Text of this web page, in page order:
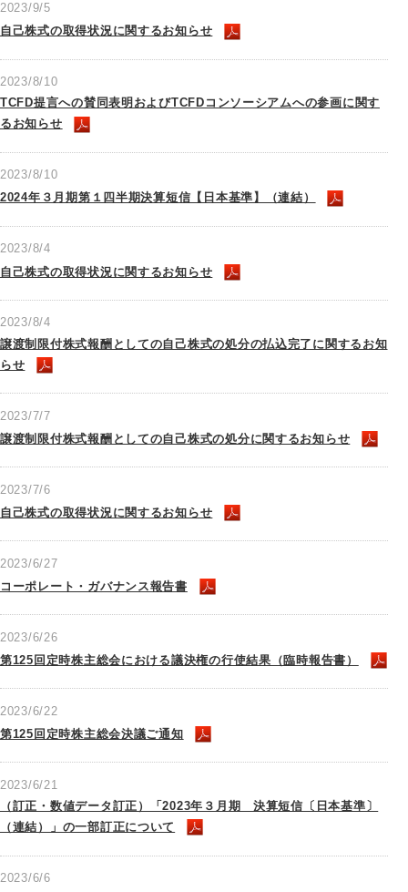
2023/9/5
自己株式の取得状況に関するお知らせ
2023/8/10
TCFD提言への賛同表明およびTCFDコンソーシアムへの参画に関す
るお知らせ
2023/8/10
2024年３月期第１四半期決算短信【日本基準】（連結）
2023/8/4
自己株式の取得状況に関するお知らせ
2023/8/4
譲渡制限付株式報酬としての自己株式の処分の払込完了に関するお知
らせ
2023/7/7
譲渡制限付株式報酬としての自己株式の処分に関するお知らせ
2023/7/6
自己株式の取得状況に関するお知らせ
2023/6/27
コーポレート・ガバナンス報告書
2023/6/26
第125回定時株主総会における議決権の行使結果（臨時報告書）
2023/6/22
第125回定時株主総会決議ご通知
2023/6/21
（訂正・数値データ訂正）「2023年３月期 決算短信〔日本基準〕
（連結）」の一部訂正について
2023/6/6